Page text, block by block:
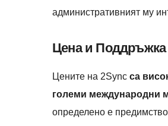
административният му
Цена и Поддръжка
Цените на 2Sync са
големи международни
определено е